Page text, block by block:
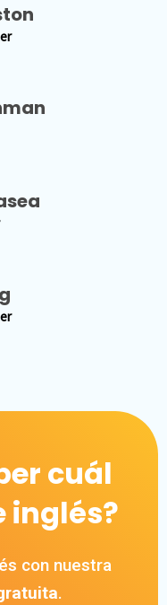
cuál
inglés?
con nuestra
.